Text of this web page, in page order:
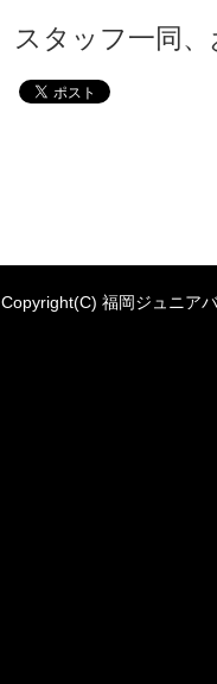
スタッフ一同
Copyright(C) 福岡ジュニア